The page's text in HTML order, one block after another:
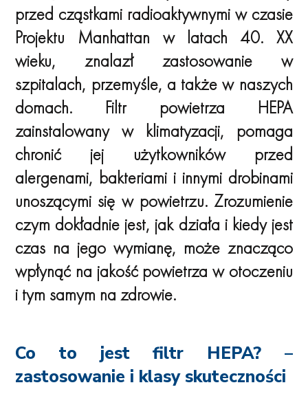
przed cząstkami radioaktywnymi w czasie
Projektu Manhattan w latach 40. XX
wieku, znalazł zastosowanie w
szpitalach, przemyśle, a także w naszych
domach. Filtr powietrza HEPA
zainstalowany w klimatyzacji, pomaga
chronić jej użytkowników przed
alergenami, bakteriami i innymi drobinami
unoszącymi się w powietrzu. Zrozumienie
czym dokładnie jest, jak działa i kiedy jest
czas na jego wymianę, może znacząco
wpłynąć na jakość powietrza w otoczeniu
i tym samym na zdrowie.
Co to jest filtr HEPA? –
zastosowanie i klasy skuteczności